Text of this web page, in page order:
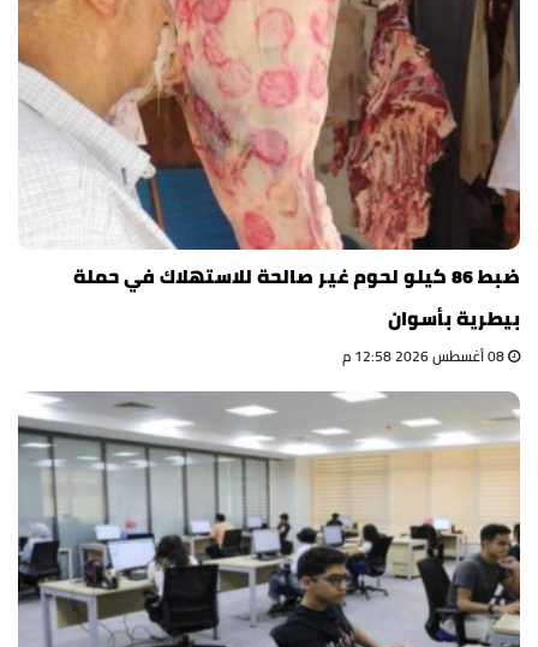
ضبط 86 كيلو لحوم غير صالحة للاستهلاك في حملة
بيطرية بأسوان